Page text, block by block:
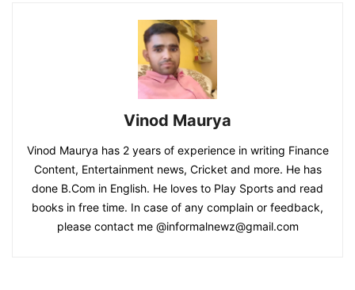
Vinod Maurya
Vinod Maurya has 2 years of experience in writing Finance
Content, Entertainment news, Cricket and more. He has
done B.Com in English. He loves to Play Sports and read
books in free time. In case of any complain or feedback,
please contact me @informalnewz@gmail.com